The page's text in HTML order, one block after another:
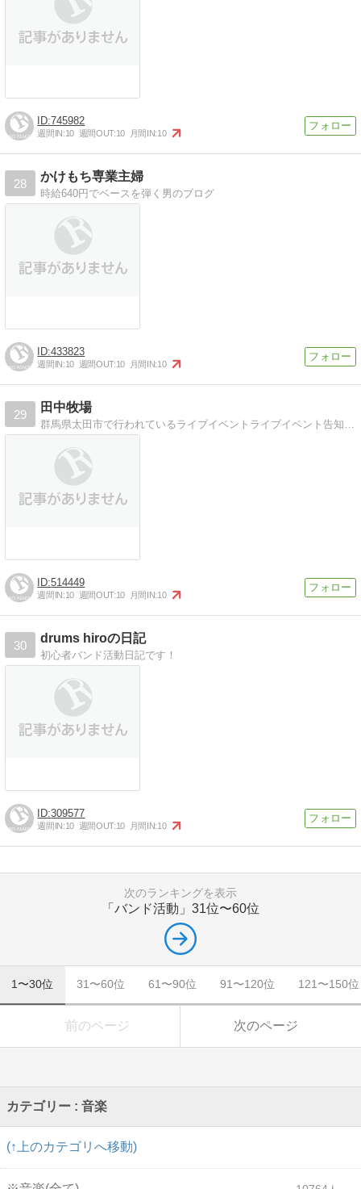
745982
週間IN:10 週間OUT:10 月間IN:10
28
かけもち専業主婦
時給640円でベースを弾く男のブログ
433823
週間IN:10 週間OUT:10 月間IN:10
29
田中牧場
514449
週間IN:10 週間OUT:10 月間IN:10
30
drums hiroの日記
初心者バンド活動日記です！
309577
週間IN:10 週間OUT:10 月間IN:10
次のランキングを表示
「バンド活動」 31位〜60位
1〜30位 31〜60位 61〜90位 91〜120位 121〜150位
前のページ 次のページ
カテゴリー : 音楽
(↑上のカテゴリへ移動)